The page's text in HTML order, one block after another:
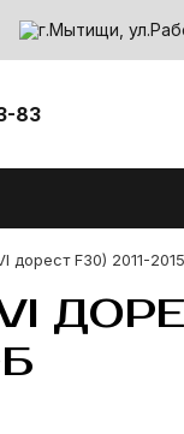
г.Мытищи,
83
F30) 2011-